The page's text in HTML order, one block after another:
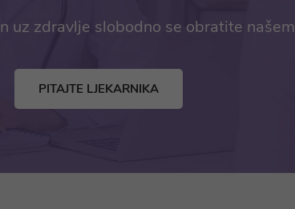
uz zdravlje slobodno se obratite
PITAJTE LJEKARNIKA